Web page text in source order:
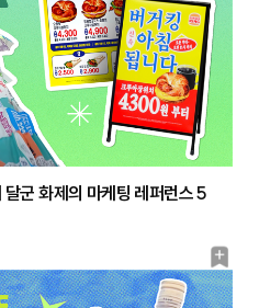
북
마
군 화제의 마케팅 레퍼런스 5